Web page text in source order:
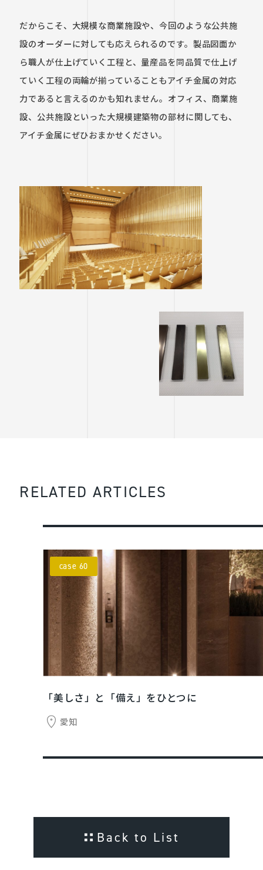
だからこそ、大規模な商業施設や、今回のような公共施
設のオーダーに対しても応えられるのです。製品図面か
ら職人が仕上げていく工程と、量産品を同品質で仕上げ
ていく工程の両輪が揃っていることもアイチ金属の対応
力であると言えるのかも知れません。オフィス、商業施
設、公共施設といった大規模建築物の部材に関しても、
アイチ金属にぜひおまかせください。
RELATED ARTICLES
case 60
「美しさ」と「備え」をひとつに
愛知
Back to List